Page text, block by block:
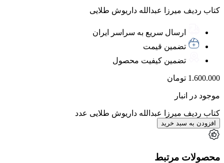
کتاب ردیف میرزا عبدالله داریوش طلایی
ارسال سریع به سراسر ایران
تضمین قیمت
تضمین کیفیت محصول
1.600.000 تومان
موجود در انبار
کتاب ردیف میرزا عبدالله داریوش طلایی عدد
افزودن به سبد خرید
محصولات مرتبط